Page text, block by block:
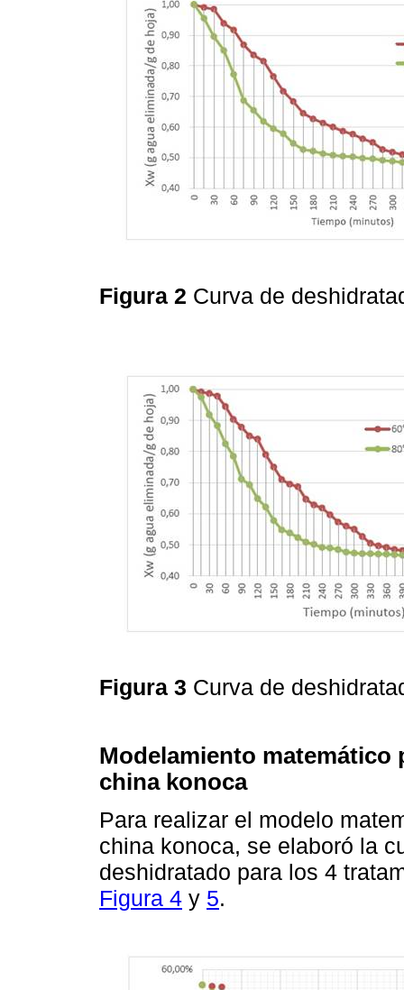
Figura 2 Curva de
Figura 3 Curva de
Modelamiento matemático
china konoca
Para realizar el modelo
china konoca, se elaboró la
deshidratado para los 4
Figura 4 y 5.